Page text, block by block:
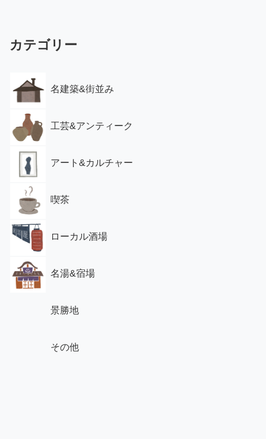
カテゴリー
名建築&街並み
工芸&アンティーク
アート&カルチャー
喫茶
ローカル酒場
名湯&宿場
景勝地
その他